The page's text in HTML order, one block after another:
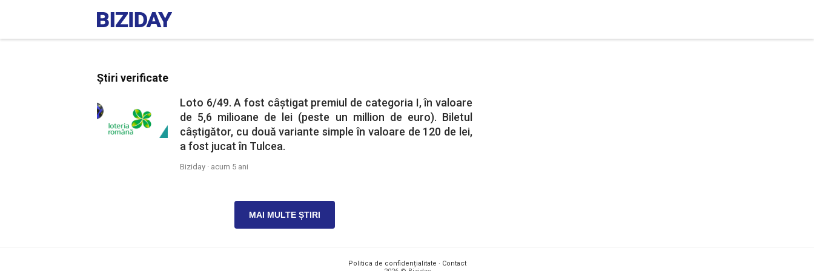
Știri verificate
Loto 6/49. A fost câștigat premiul de categoria I, în valoare
de 5,6 milioane de lei (peste un million de euro). Biletul
câștigător, cu două variante simple în valoare de 120 de lei,
a fost jucat în Tulcea.
Biziday · acum 5 ani
MAI MULTE ȘTIRI
Politica de confidențialitate · Contact